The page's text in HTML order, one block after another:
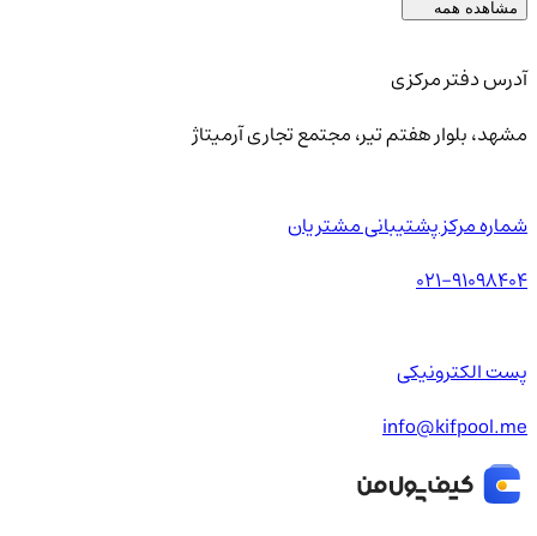
مشاهده همه
آدرس دفتر مرکزی
مشهد، بلوار هفتم تیر، مجتمع تجاری آرمیتاژ
شماره مرکز پشتیبانی مشتریان
021-91098404
پست الکترونیکی
info@kifpool.me